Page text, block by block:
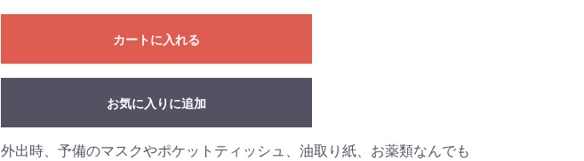
カートに入れる
お気に入りに追加
外出時、予備のマスクやポケットティッシュ、油取り紙、お薬類なんでも